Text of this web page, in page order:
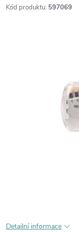
Kód produktu: 597069
Detailní informace